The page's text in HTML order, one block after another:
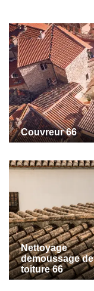
Couvreur 66
Nettoyage
demoussage de
toiture 66